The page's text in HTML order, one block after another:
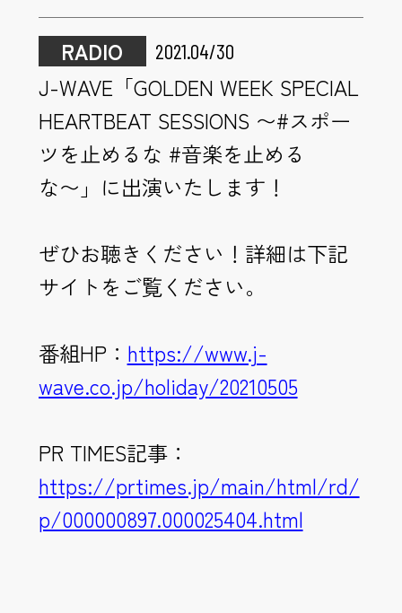
RADIO 2021.04/30
J-WAVE「GOLDEN WEEK SPECIAL
HEARTBEAT SESSIONS 〜#スポー
ツを止めるな #音楽を止める
な〜」に出演いたします！
ぜひお聴きください！詳細は下記
サイトをご覧ください。
番組HP： https://www.j-
wave.co.jp/holiday/20210505
PR TIMES記事：
https://prtimes.jp/main/html/rd/
p/000000897.000025404.html